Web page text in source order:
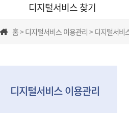
디지털서비스 찾기
홈 > 디지털서비스 이용관리 > 디지털서
디지털서비스 이용관리